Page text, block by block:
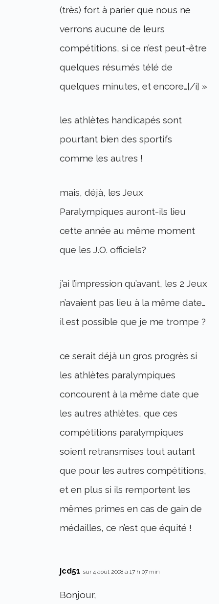
(très) fort à parier que nous ne
verrons aucune de leurs
compétitions, si ce n’est peut-être
quelques résumés télé de
quelques minutes, et encore…[/i] »
les athlètes handicapés sont
pourtant bien des sportifs
comme les autres !
mais, déjà, les Jeux
Paralympiques auront-ils lieu
cette année au même moment
que les J.O. officiels?
j’ai l’impression qu’avant, les 2 Jeux
n’avaient pas lieu à la même date…
il est possible que je me trompe ?
ce serait déjà un gros progrès si
les athlètes paralympiques
concourent à la même date que
les autres athlètes, que ces
compétitions paralympiques
soient retransmises tout autant
que pour les autres compétitions,
et en plus si ils remportent les
mêmes primes en cas de gain de
médailles, ce n’est que équité !
jcd51 sur 4 août 2008 à 17 h 07 min
Bonjour,